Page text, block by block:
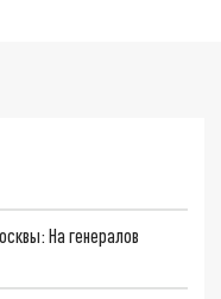
На генералов